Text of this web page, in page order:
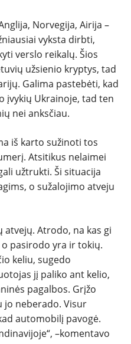
Norvegija, Airija –
vyksta dirbti,
verslo reikalų. Šios
užsienio kryptys, tad
Galima pastebėti, kad
įvykių Ukrainoje, tad ten
nei anksčiau.
iš karto sužinoti tos
Atsitikus nelaimei
užtrukti. Ši situacija
o sužalojimo atveju
atvejų. Atrodo, na kas gi
pasirodo yra ir tokių.
keliu, sugedo
jį paliko ant kelio,
pagalbos. Grįžo
jo neberado. Visur
automobilį pavogė.
–komentavo